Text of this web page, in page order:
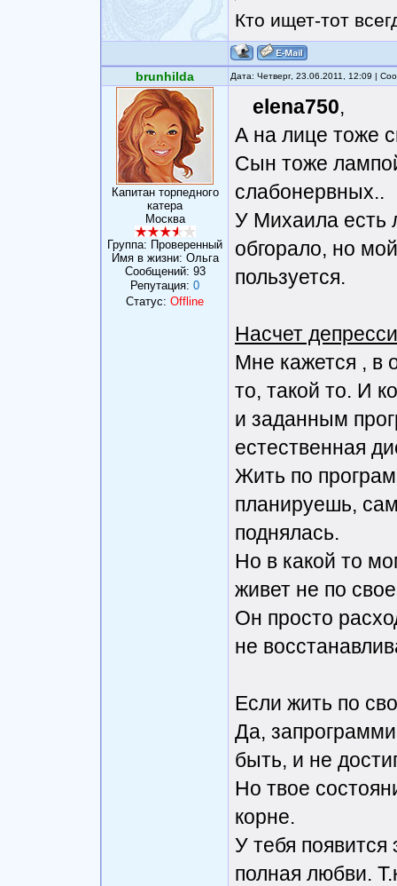
Кто ищет-тот
brunhilda Дата: Четверг, 23.06.2011, 12:09 |
Капитан торпедного
катера
Москва
Группа: Проверенный
Имя в жизни: Ольга
Сообщений: 93
Репутация: 0
Статус: Offline
elena750,
А на лице тоже
Сын тоже
слабонервных..
У Михаила есть
обгорало, но
пользуется.
Насчет
Мне кажется , в
то, такой то. И
и заданным
естественная
Жить по
планируешь,
поднялась.
Но в какой то
живет не по
Он просто
не
Если жить по
Да,
быть, и не
Но твое
корне.
У тебя
полная любви.